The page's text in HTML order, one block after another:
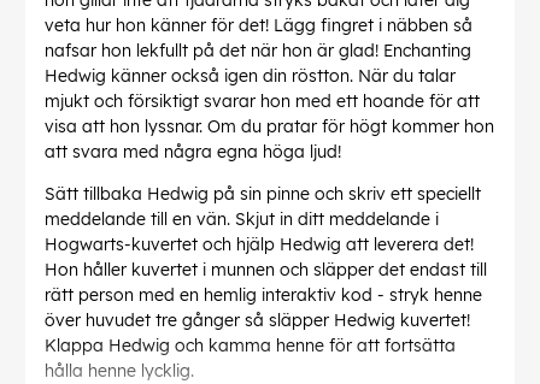
veta hur hon känner för det! Lägg fingret i näbben så
nafsar hon lekfullt på det när hon är glad! Enchanting
Hedwig känner också igen din röstton. När du talar
mjukt och försiktigt svarar hon med ett hoande för att
visa att hon lyssnar. Om du pratar för högt kommer hon
att svara med några egna höga ljud!
Sätt tillbaka Hedwig på sin pinne och skriv ett speciellt
meddelande till en vän. Skjut in ditt meddelande i
Hogwarts-kuvertet och hjälp Hedwig att leverera det!
Hon håller kuvertet i munnen och släpper det endast till
rätt person med en hemlig interaktiv kod - stryk henne
över huvudet tre gånger så släpper Hedwig kuvertet!
Klappa Hedwig och kamma henne för att fortsätta
hålla henne lycklig.